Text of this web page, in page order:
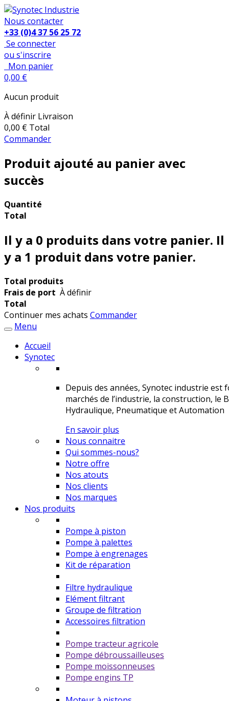
Nous contacter
+33 (0)4 37 56 25 72
Se connecter
ou s'inscrire
Mon panier
0,00 €
Aucun produit
À définir Livraison
0,00 € Total
Commander
Produit ajouté au panier avec
succès
Quantité
Total
Il y a 0 produits dans votre panier. Il
y a 1 produit dans votre panier.
Total produits
Frais de port À définir
Total
Continuer mes achats Commander
Menu
Accueil
Synotec
Depuis des années, Synotec industrie
marchés de l’industrie, la construction, le
Hydraulique, Pneumatique et Automation
En savoir plus
Nous connaitre
Qui sommes-nous?
Notre offre
Nos atouts
Nos clients
Nos marques
Nos produits
Pompe à piston
Pompe à palettes
Pompe à engrenages
Kit de réparation
Filtre hydraulique
Elément filtrant
Groupe de filtration
Accessoires filtration
Pompe tracteur agricole
Pompe débroussailleuses
Pompe moissonneuses
Pompe engins TP